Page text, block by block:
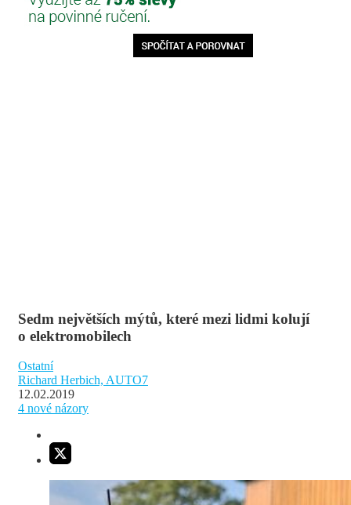
Sedm největších mýtů, které mezi lidmi kolují
o elektromobilech
Ostatní
Richard Herbich, AUTO7
12.02.2019
4 nové názory